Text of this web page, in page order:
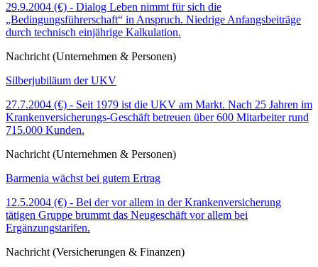
29.9.2004 (€) - Dialog Leben nimmt für sich die
„Bedingungsführerschaft“ in Anspruch. Niedrige Anfangsbeiträge
durch technisch einjährige Kalkulation.
Nachricht (Unternehmen & Personen)
Silberjubiläum der UKV
27.7.2004 (€) - Seit 1979 ist die UKV am Markt. Nach 25 Jahren im
Krankenversicherungs-Geschäft betreuen über 600 Mitarbeiter rund
715.000 Kunden.
Nachricht (Unternehmen & Personen)
Barmenia wächst bei gutem Ertrag
12.5.2004 (€) - Bei der vor allem in der Krankenversicherung
tätigen Gruppe brummt das Neugeschäft vor allem bei
Ergänzungstarifen.
Nachricht (Versicherungen & Finanzen)